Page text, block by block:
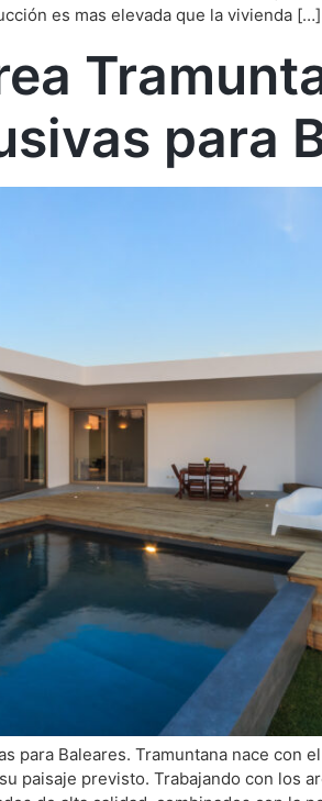
es mas elevada que la vivienda […]
para
para Baleares. Tramuntana nace con
paisaje previsto. Trabajando con los